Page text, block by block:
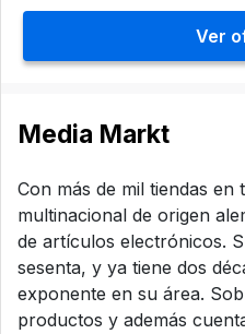
Ver
Media Markt
Con más de mil tiendas en
multinacional de origen
de artículos electrónicos.
sesenta, y ya tiene dos
exponente en su área.
productos y además